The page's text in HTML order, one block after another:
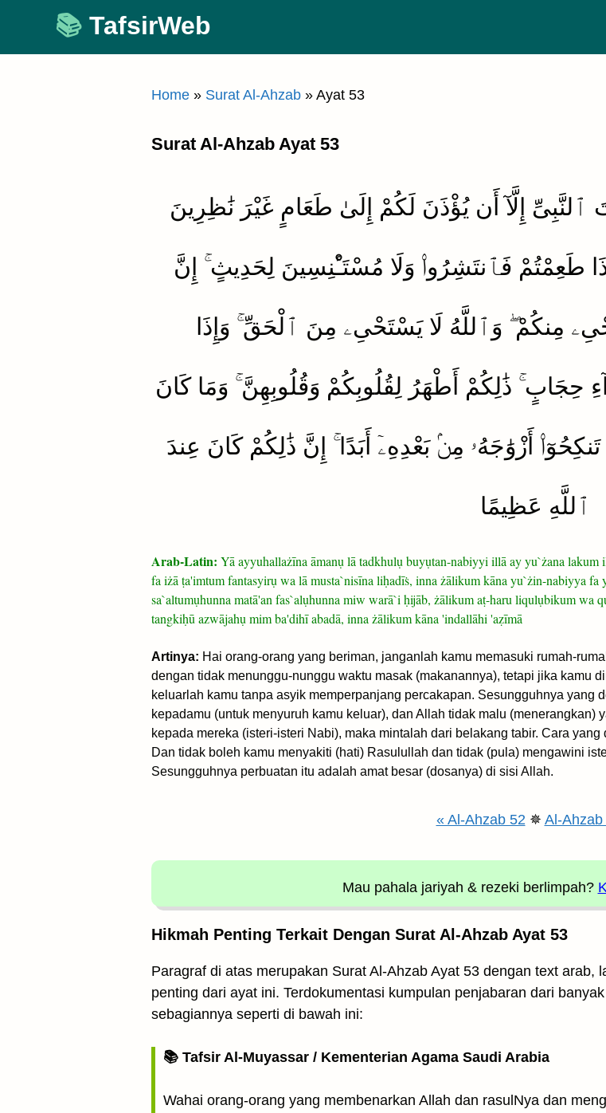
content
TafsirWeb
Home » Surat Al-Ahzab » Ayat 53
Surat Al-Ahzab Ayat 53
ٱلنَّبِىِّ إِلَّآ أَن يُؤْذَنَ لَكُمْ إِلَىٰ طَعَامٍ غَيْرَ نَٰظِرِينَ
طَعِمْتُمْ فَٱنتَشِرُوا۟ وَلَا مُسْتَـْٔنِسِينَ لِحَدِيثٍ ۚ إِنَّ
مِنكُمْ ۖ وَٱللَّهُ لَا يَسْتَحْىِۦ مِنَ ٱلْحَقِّ ۚ وَإِذَا
حِجَابٍ ۚ ذَٰلِكُمْ أَطْهَرُ لِقُلُوبِكُمْ وَقُلُوبِهِنَّ ۚ وَمَا كَانَ
أَزْوَٰجَهُۥ مِنۢ بَعْدِهِۦٓ أَبَدًا ۚ إِنَّ ذَٰلِكُمْ كَانَ عِندَ
ٱللَّهِ عَظِيمًا
Arab-Latin: Yā ayyuhallażīna āmanụ lā tadkhulụ buyụtan-nabiyyi illā ay yu`żana
fa iżā ṭa'imtum fantasyirụ wa lā musta`nisīna liḥadīṡ, inna żālikum kāna yu`żin-nabiyya
sa`altumụhunna matā'an fas`alụhunna miw warā`i ḥijāb, żālikum aṭ-haru liqulụbikum wa
tangkiḥū azwājahụ mim ba'dihī abadā, inna żālikum kāna 'indallāhi 'aẓīmā
Artinya: Hai orang-orang yang beriman, janganlah kamu memasuki rumah-
dengan tidak menunggu-nunggu waktu masak (makanannya), tetapi jika kamu
keluarlah kamu tanpa asyik memperpanjang percakapan. Sesungguhnya yang
kepadamu (untuk menyuruh kamu keluar), dan Allah tidak malu (menerangkan)
kepada mereka (isteri-isteri Nabi), maka mintalah dari belakang tabir. Cara
Dan tidak boleh kamu menyakiti (hati) Rasulullah dan tidak (pula) mengawini
Sesungguhnya perbuatan itu adalah amat besar (dosanya) di sisi Allah.
« Al-Ahzab 52✵ Al-Ahzab
Mau pahala jariyah & rezeki berlimpah?
Hikmah Penting Terkait Dengan Surat Al-Ahzab Ayat 53
Paragraf di atas merupakan Surat Al-Ahzab Ayat 53 dengan text arab,
penting dari ayat ini. Terdokumentasi kumpulan penjabaran dari
sebagiannya seperti di bawah ini:
📚 Tafsir Al-Muyassar / Kementerian Agama Saudi Arabia
Wahai orang-orang yang membenarkan Allah dan rasulNya dan